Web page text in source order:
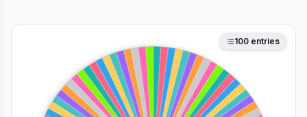
100 entries